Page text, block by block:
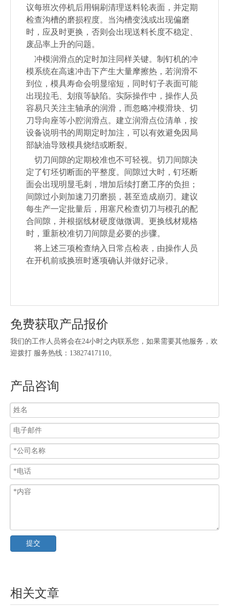
议每班次停机后用铜刷清理送料轮表面，并定期
检查沟槽的磨损程度。当沟槽变浅或出现偏磨
时，应及时更换，否则会出现送料长度不稳定、
废品率上升的问题。
冲模润滑点的定时加注同样关键。制钉机的冲
模系统在高速冲击下产生大量摩擦热，若润滑不
到位，模具寿命会明显缩短，同时钉子表面可能
出现拉毛、划痕等缺陷。实际操作中，操作人员
容易只关注主轴承的润滑，而忽略冲模滑块、切
刀导向座等小腔润滑点。建立润滑点位清单，按
设备说明书的周期定时加注，可以有效避免因局
部缺油导致模具烧结或断裂。
切刀间隙的定期校准也不可轻视。切刀间隙决
定了钉坯切断面的平整度。间隙过大时，钉坯断
面会出现明显毛刺，增加后续打磨工序的负担；
间隙过小则加速刀刃磨损，甚至造成崩刃。建议
每生产一定批量后，用塞尺检查切刀与模孔的配
合间隙，并根据线材硬度做微调。更换线材规格
时，重新校准切刀间隙是必要的步骤。
将上述三项检查纳入日常点检表，由操作人员
在开机前或换班时逐项确认并做好记录。
免费获取产品报价
我们的工作人员将会在24小时之内联系您，如果需要其他服务，欢
迎拨打 服务热线：13827417110。
产品咨询
提交
相关文章